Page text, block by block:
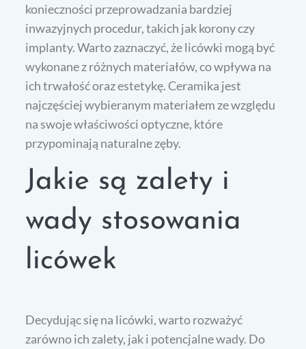
konieczności przeprowadzania bardziej
inwazyjnych procedur, takich jak korony czy
implanty. Warto zaznaczyć, że licówki mogą być
wykonane z różnych materiałów, co wpływa na
ich trwałość oraz estetykę. Ceramika jest
najczęściej wybieranym materiałem ze względu
na swoje właściwości optyczne, które
przypominają naturalne zęby.
Jakie są zalety i
wady stosowania
licówek
Decydując się na licówki, warto rozważyć
zarówno ich zalety, jak i potencjalne wady. Do